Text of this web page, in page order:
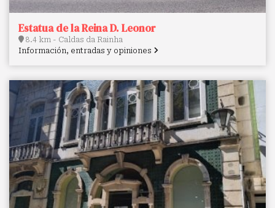
Estatua de la Reina D. Leonor
8.4 km - Caldas da Rainha
Información, entradas y opiniones